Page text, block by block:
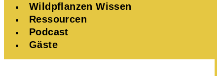
Wildpflanzen Wissen ​
Ressourcen
Podcast
Gäste